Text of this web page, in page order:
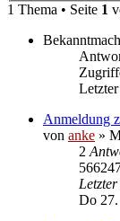
1 Thema • Seite 1
Anmeldung
von anke »
2
Do